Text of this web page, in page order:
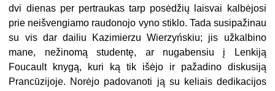
dvi dienas per pertraukas tarp posėdžių laisvai kalbėjosi
prie neišvengiamo raudonojo vyno stiklo. Tada susipažinau
su vis dar dailiu Kazimierzu Wierzyńskiu; jis užkalbino
mane, nežinomą studentę, ar nugabensiu į Lenkiją
Foucault knygą, kuri ką tik išėjo ir pažadino diskusiją
Prancūzijoje. Norėjo padovanoti ją su keliais dedikacijos